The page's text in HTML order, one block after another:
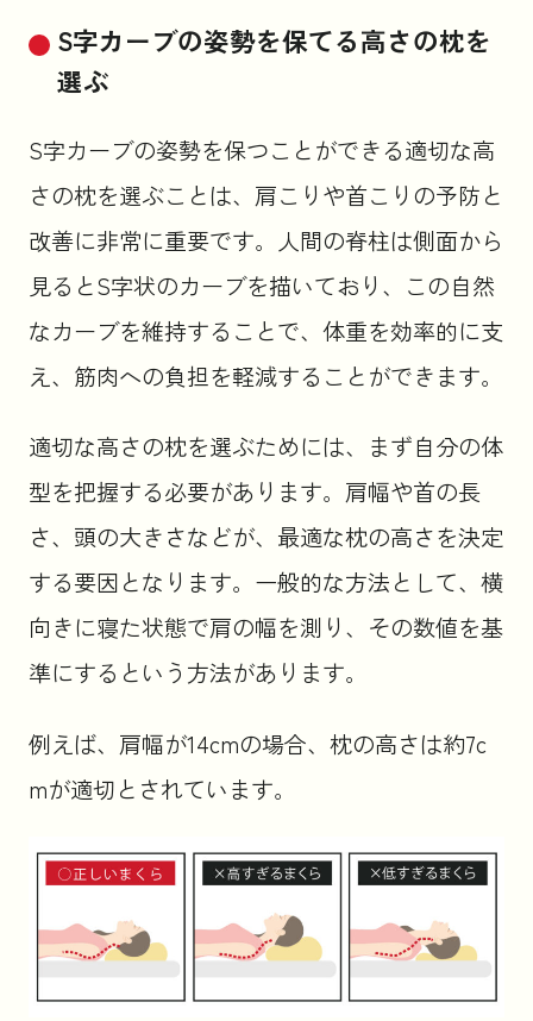
S字カーブの姿勢を保てる高さの枕を
選ぶ
S字カーブの姿勢を保つことができる適切な高
さの枕を選ぶことは、肩こりや首こりの予防と
改善に非常に重要です。人間の脊柱は側面から
見るとS字状のカーブを描いており、この自然
なカーブを維持することで、体重を効率的に支
え、筋肉への負担を軽減することができます。
適切な高さの枕を選ぶためには、まず自分の体
型を把握する必要があります。肩幅や首の長
さ、頭の大きさなどが、最適な枕の高さを決定
する要因となります。一般的な方法として、横
向きに寝た状態で肩の幅を測り、その数値を基
準にするという方法があります。
例えば、肩幅が14cmの場合、枕の高さは約7c
mが適切とされています。